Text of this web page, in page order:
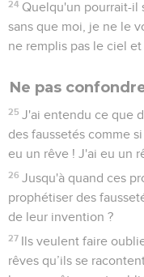
24 Quelqu'un pourrait-il
sans que moi, je ne le
ne remplis pas le ciel et
Ne pas
25 J'ai entendu ce que
des faussetés comme
eu un rêve ! J'ai eu un
26 Jusqu'à quand ces
prophétiser des
de leur invention ?
27 Ils veulent faire
rêves qu’ils se